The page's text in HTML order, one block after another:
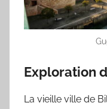
Exploration
La vieille ville de